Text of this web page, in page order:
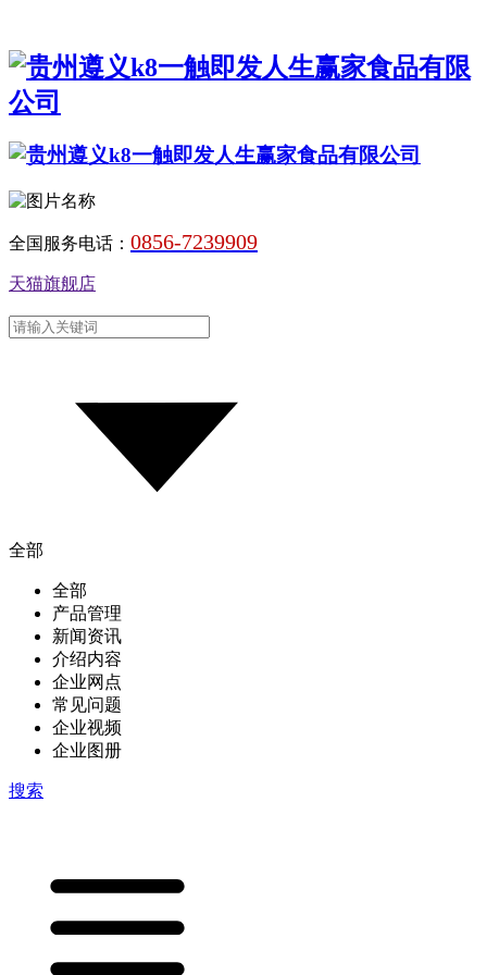
全国服务电话： 0856-7239909
天猫旗舰店
全部
全部
产品管理
新闻资讯
介绍内容
企业网点
常见问题
企业视频
企业图册
搜索